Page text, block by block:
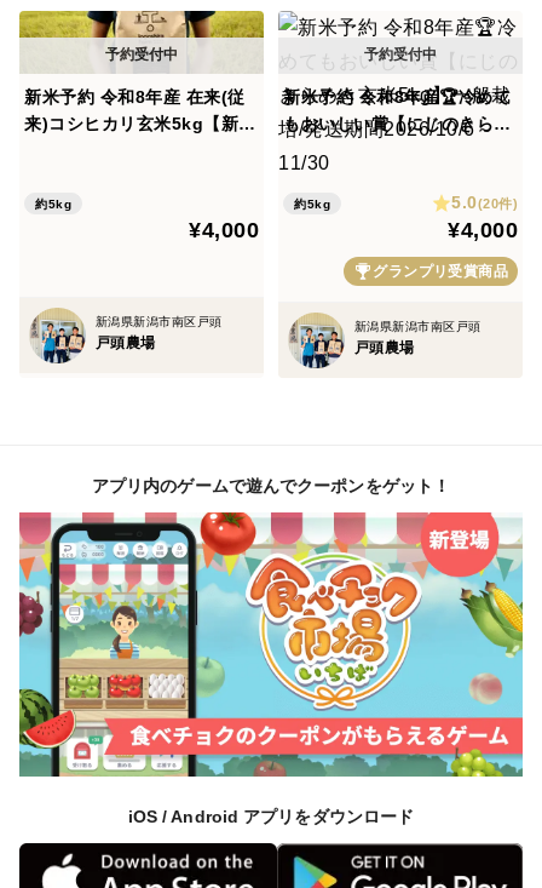
新米予約 令和8年産 在来(従
来)コシヒカリ玄米5kg【新潟
約5kg
¥4,000
新潟県新潟市南区戸頭
戸頭農場
新米予約 令和8年産🏆冷めて
もおいしい賞【にじのきらめ
間2026/10/6～11/30
約5kg 5.0(20件)
¥4,000
グランプリ受賞商品
新潟県新潟市南区戸頭
戸頭農場
アプリ内のゲームで遊んでクーポンをゲット！
iOS / Android アプリをダウンロード